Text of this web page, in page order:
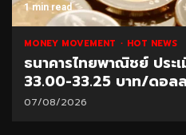
1 min read
MONEY MOVEMENT HOT NEWS
ธนาคารไทยพาณิชย์ ประ
33.00-33.25 บาท/ดอล
07/08/2026